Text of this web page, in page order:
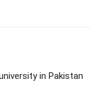
in Pakistan